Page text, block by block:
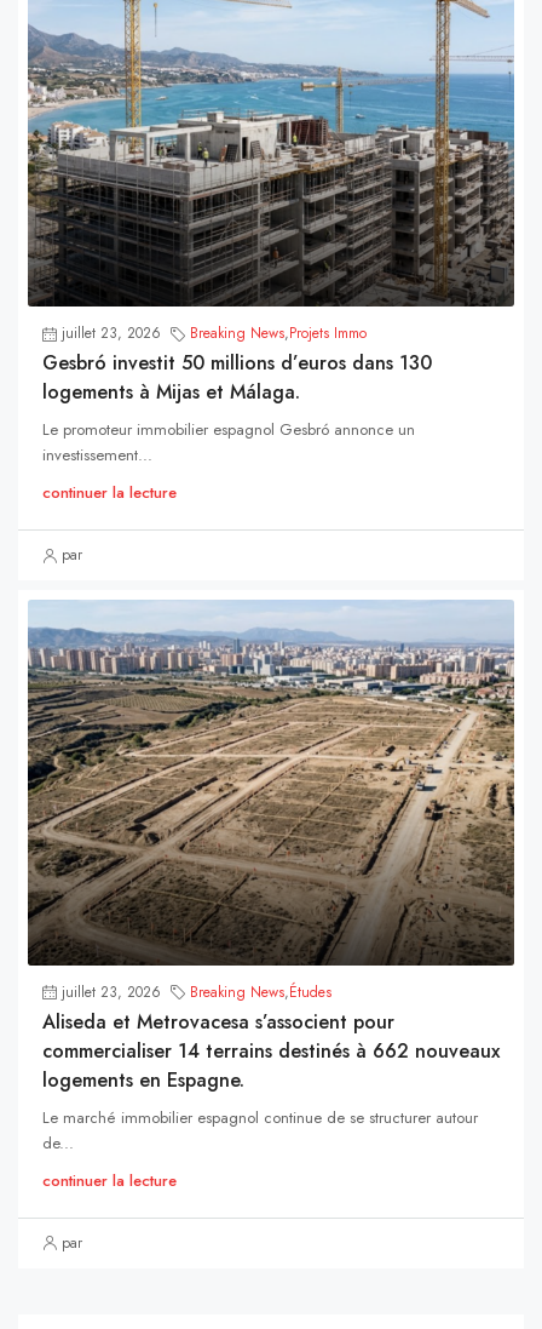
juillet 23, 2026 Breaking News,Projets Immo
Gesbró investit 50 millions d’euros dans 130
logements à Mijas et Málaga.
Le promoteur immobilier espagnol Gesbró annonce un
investissement...
continuer la lecture
par
juillet 23, 2026 Breaking News,Études
Aliseda et Metrovacesa s’associent pour
commercialiser 14 terrains destinés à 662 nouveaux
logements en Espagne.
Le marché immobilier espagnol continue de se structurer autour
de...
continuer la lecture
par